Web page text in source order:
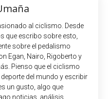
al ciclismo. Desde
que escribo sobre esto,
sobre el pedalismo
Egan, Nairo, Rigoberto y
Pienso que el ciclismo
deporte del mundo y escribir
un gusto, algo que
noticias, análisis,